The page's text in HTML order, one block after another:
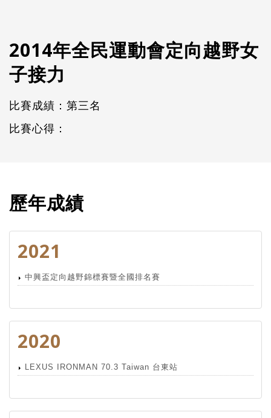
2014年全民運動會定向越野女
子接力
比賽成績：第三名
比賽心得：
歷年成績
2021
中興盃定向越野錦標賽暨全國排名賽
2020
LEXUS IRONMAN 70.3 Taiwan 台東站